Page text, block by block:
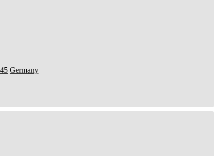
Germany